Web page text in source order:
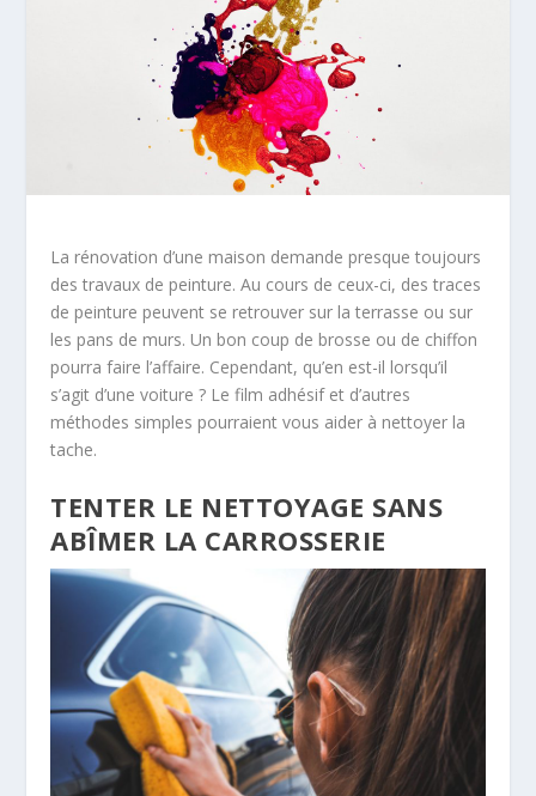
La rénovation d’une maison demande presque toujours
des travaux de peinture. Au cours de ceux-ci, des traces
de peinture peuvent se retrouver sur la terrasse ou sur
les pans de murs. Un bon coup de brosse ou de chiffon
pourra faire l’affaire. Cependant, qu’en est-il lorsqu’il
s’agit d’une voiture ? Le film adhésif et d’autres
méthodes simples pourraient vous aider à nettoyer la
tache.
TENTER LE NETTOYAGE SANS
ABÎMER LA CARROSSERIE